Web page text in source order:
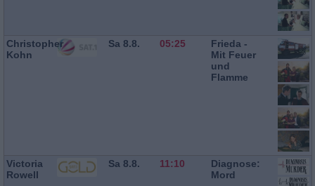
Christopher
Kohn
Sa 8.8. 05:25
Frieda -
Mit Feuer
und
Flamme
Victoria
Rowell
Sa 8.8. 11:10
Diagnose:
Mord